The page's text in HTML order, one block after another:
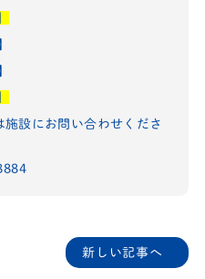
設にお問い合わせくださ
新しい記事へ